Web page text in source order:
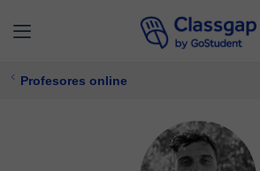
Profesores online